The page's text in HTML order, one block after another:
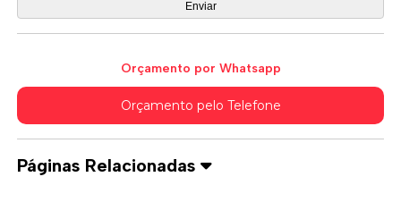
Orçamento por Whatsapp
Orçamento pelo Telefone
Páginas Relacionadas